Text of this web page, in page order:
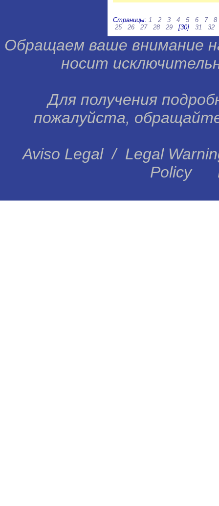
Страницы: 1 2 3 4 5 6 7
8
25
26 27 28 29 [30] 31 32
Обращаем ваше внимание
носит
Для получения
пожалуйста,
Aviso Legal/ Legal
Policy